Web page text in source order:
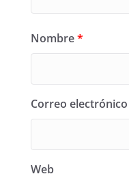
Nombre*
Correo electrónico
Web